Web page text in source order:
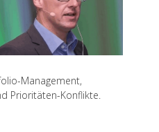
Management,
Prioritäten-Konflikte.